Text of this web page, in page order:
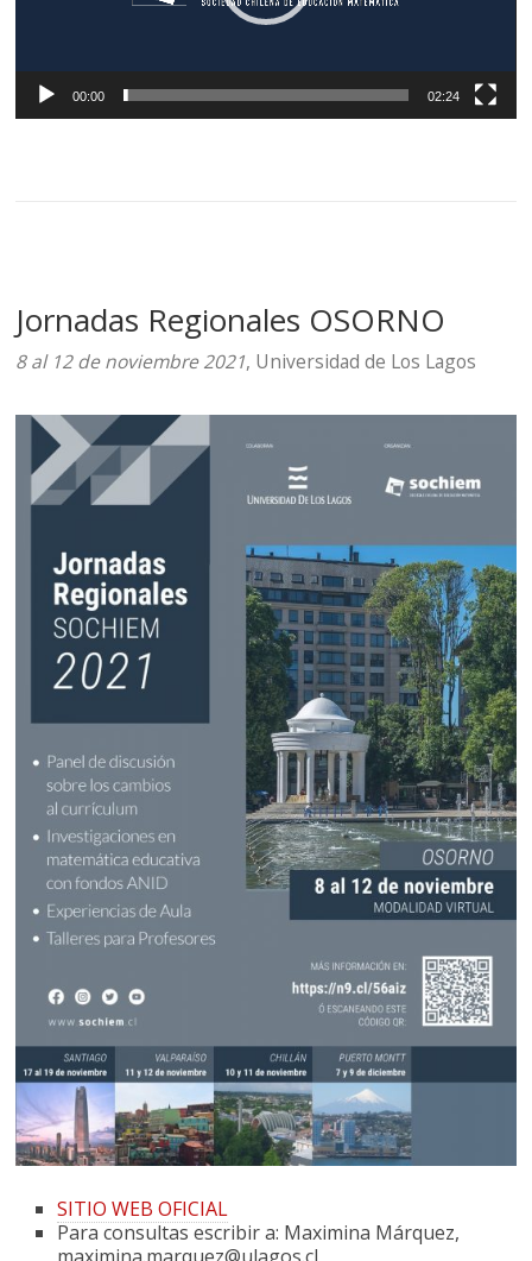
00:00 02:24
Jornadas Regionales OSORNO
8 al 12 de noviembre 2021, Universidad de Los Lagos
SITIO WEB OFICIAL
Para consultas escribir a: Maximina Márquez,